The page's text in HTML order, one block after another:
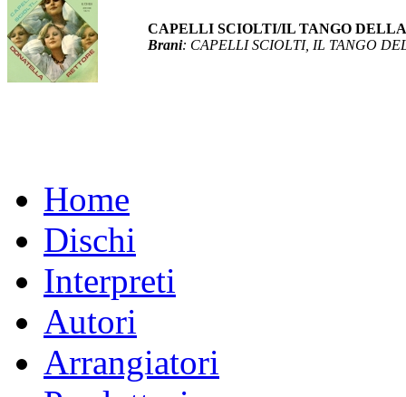
CAPELLI SCIOLTI/IL TANGO
Brani: CAPELLI SCIOLTI, IL TANGO
Home
Dischi
Interpreti
Autori
Arrangiatori